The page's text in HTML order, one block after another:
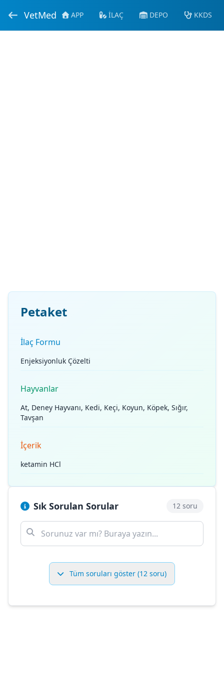
VetMed APP İLAÇ DEPO KKDS
Petaket
İlaç Formu
Enjeksiyonluk Çözelti
Hayvanlar
At, Deney Hayvanı, Kedi, Keçi, Koyun, Köpek, Sığır,
Tavşan
İçerik
ketamin HCl
Sık Sorulan Sorular 12 soru
Tüm soruları göster (12 soru)